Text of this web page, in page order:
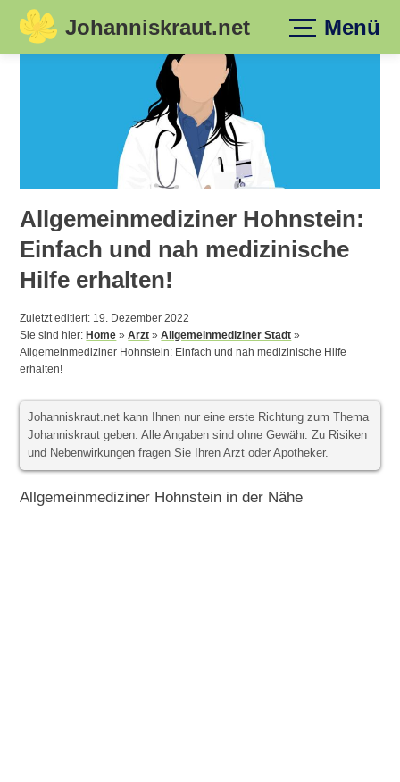
Skip
Johanniskraut.net Menü
Allgemeinmediziner Hohnstein:
Einfach und nah medizinische
Hilfe erhalten!
Zuletzt editiert: 19. Dezember 2022
Sie sind hier:Home »Arzt »Allgemeinmediziner Stadt »
Allgemeinmediziner Hohnstein: Einfach und nah medizinische Hilfe
erhalten!
Johanniskraut.net kann Ihnen nur eine erste Richtung zum Thema
Johanniskraut geben. Alle Angaben sind ohne Gewähr. Zu Risiken
und Nebenwirkungen fragen Sie Ihren Arzt oder Apotheker.
Allgemeinmediziner Hohnstein in der Nähe